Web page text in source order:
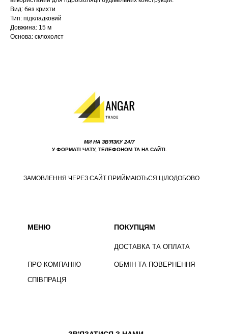
Вид: без крихти
Тип: підкладковий
Довжина: 15 м
Основа: склохолст
ПРО КОМПАНІЮ
СПІВПРАЦЯ
ДОСТАВКА ТА ОПЛАТА
ОБМІН ТА ПОВЕРНЕННЯ
ПОКУПЦЯМ
МИ НА ЗВ'ЯЗКУ 24/7
У ФОРМАТІ ЧАТУ, ТЕЛЕФОНОМ ТА НА САЙТІ.
МЕНЮ
ЗАМОВЛЕННЯ ЧЕРЕЗ САЙТ ПРИЙМАЮТЬСЯ ЦІЛОДОБОВО